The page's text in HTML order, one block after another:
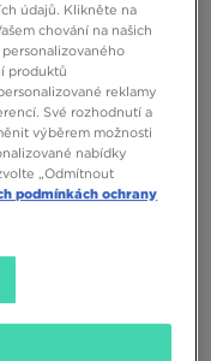
GS MOTION 6 MID
údajů. Klikněte na
chování na našich
produktů
reklamy
Své rozhodnutí a
výběrem možnosti
nabídky
„Odmítnout
podmínkách ochrany